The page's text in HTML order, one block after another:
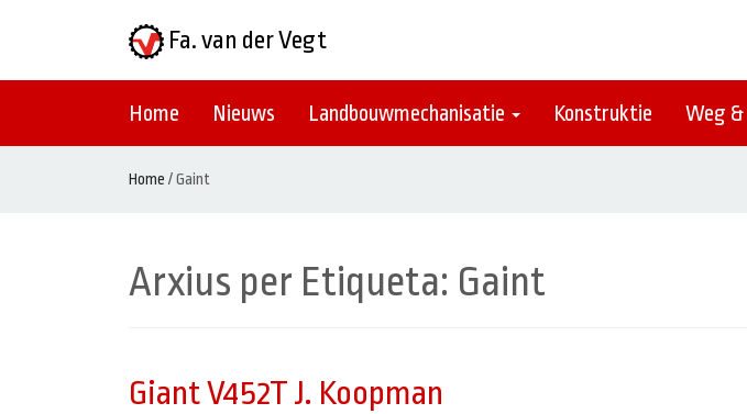
Fa. van der Vegt
Home Nieuws Landbouwmechanisatie Konstruktie Weg
Home /Gaint
Arxius per Etiqueta: Gaint
Giant V452T J. Koopman